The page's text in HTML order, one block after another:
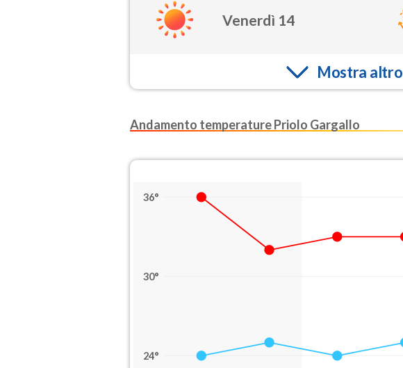
Venerdì 14
Mostra altro
Andamento temperature Priolo Gargallo
36°
30°
24°